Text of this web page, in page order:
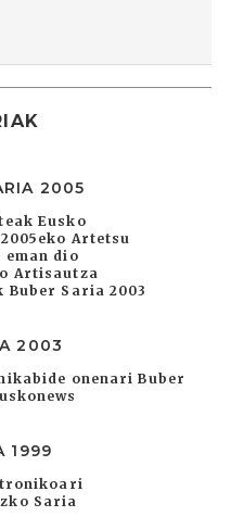
2005
Eusko
Artetsu
dio
Artisautza
Saria 2003
2003
onenari Buber
1999
Saria